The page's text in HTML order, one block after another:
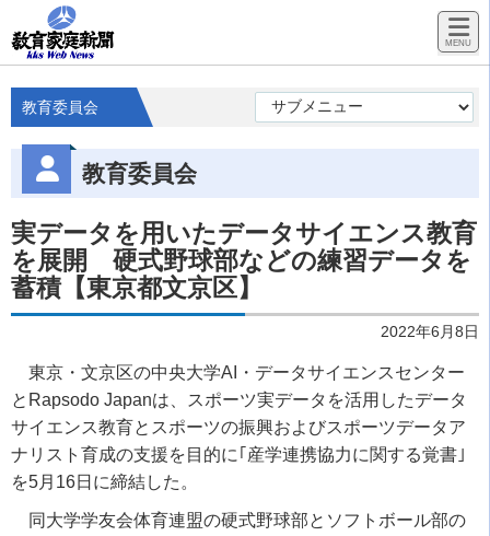
教育委員会
教育委員会
実データを用いたデータサイエンス教育
を展開 硬式野球部などの練習データを
蓄積【東京都文京区】
2022年6月8日
東京・文京区の中央大学AI・データサイエンスセンター
とRapsodo Japanは、スポーツ実データを活用したデータ
サイエンス教育とスポーツの振興およびスポーツデータア
ナリスト育成の支援を目的に｢産学連携協力に関する覚書｣
を5月16日に締結した。
同大学学友会体育連盟の硬式野球部とソフトボール部の